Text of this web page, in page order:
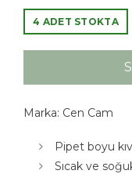
4 ADET STOKTA
Marka: Cen Cam
Pipet boyu
Sıcak ve